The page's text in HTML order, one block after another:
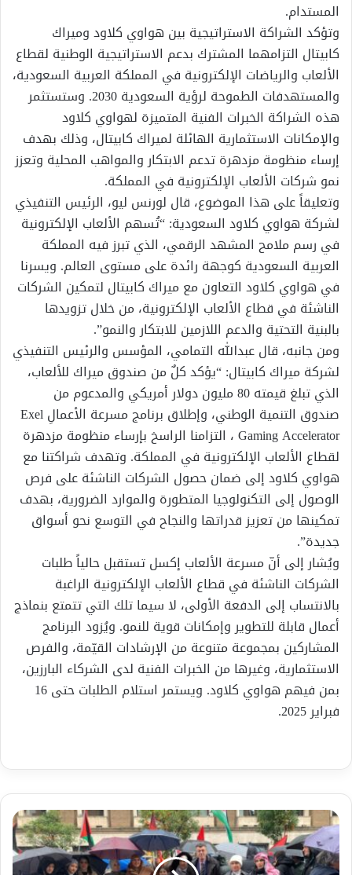
المستدام.
وتؤكد الشراكة الاستراتيجية بين هواوي كلاود وميراك
كابيتال التزامهما المشترك بدعم الاستراتيجية الوطنية لقطاع
الألعاب والرياضات الإلكترونية في المملكة العربية السعودية،
والمستهدفات الطموحة لرؤية السعودية 2030. وستستثمر
هذه الشراكة الخبرات الفنية المتميزة لهواوي كلاود
والإمكانات الاستثمارية الهائلة لميراك كابيتال، وذلك بهدف
إرساء منظومة مزدهرة تدعم الابتكار والمواهب المحلية وتعزز
نمو شركات الألعاب الإلكترونية في المملكة.
وتعليقاً على هذا الموضوع، قال لورنس ليو، الرئيس التنفيذي
لشركة هواوي كلاود السعودية: “تُسهم الألعاب الإلكترونية
في رسم ملامح المشهد الرقمي، الذي تبرز فيه المملكة
العربية السعودية كوجهة رائدة على مستوى العالم. ويسرنا
في هواوي كلاود التعاون مع ميراك كابيتال لتمكين الشركات
الناشئة في قطاع الألعاب الإلكترونية، من خلال تزويدها
بالبنية التحتية والدعم اللازمين للابتكار والنمو”.
ومن جانبه، قال عبدالله التمامي، المؤسس والرئيس التنفيذي
لشركة ميراك كابيتال: “يؤكد كلٌ من صندوق ميراك للألعاب،
الذي تبلغ قيمته 80 مليون دولار أمريكي والمدعوم من
صندوق التنمية الوطني، وإطلاق برنامج مسرعة الأعمالِ Exel
Gaming Accelerator ، التزامنا الراسخ بإرساء منظومة مزدهرة
لقطاع الألعاب الإلكترونية في المملكة. وتهدف شراكتنا مع
هواوي كلاود إلى ضمان حصول الشركات الناشئة على فرص
الوصول إلى التكنولوجيا المتطورة والموارد الضرورية، بهدف
تمكينها من تعزيز قدراتها والنجاح في التوسع نحو أسواق
جديدة”.
ويُشار إلى أنّ مسرعة الألعاب إكسل تستقبل حالياً طلبات
الشركات الناشئة في قطاع الألعاب الإلكترونية الراغبة
بالانتساب إلى الدفعة الأولى، لا سيما تلك التي تتمتع بنماذج
أعمال قابلة للتطوير وإمكانات قوية للنمو. ويُزود البرنامج
المشاركين بمجموعة متنوعة من الإرشادات القيّمة، والفرص
الاستثمارية، وغيرها من الخبرات الفنية لدى الشركاء البارزين،
بمن فيهم هواوي كلاود. ويستمر استلام الطلبات حتى 16
فبراير 2025.
لا
للتهجير
،
فلسطين